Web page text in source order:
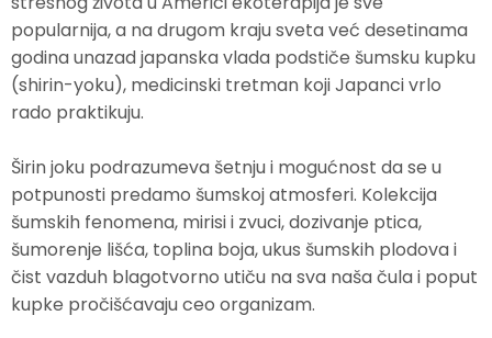
popularnija, a na drugom kraju sveta već desetinama
godina unazad japanska vlada podstiče šumsku kupku
(shirin-yoku), medicinski tretman koji Japanci vrlo
rado praktikuju.
Širin joku podrazumeva šetnju i mogućnost da se u
potpunosti predamo šumskoj atmosferi. Kolekcija
šumskih fenomena, mirisi i zvuci, dozivanje ptica,
šumorenje lišća, toplina boja, ukus šumskih plodova i
čist vazduh blagotvorno utiču na sva naša čula i poput
kupke pročišćavaju ceo organizam.